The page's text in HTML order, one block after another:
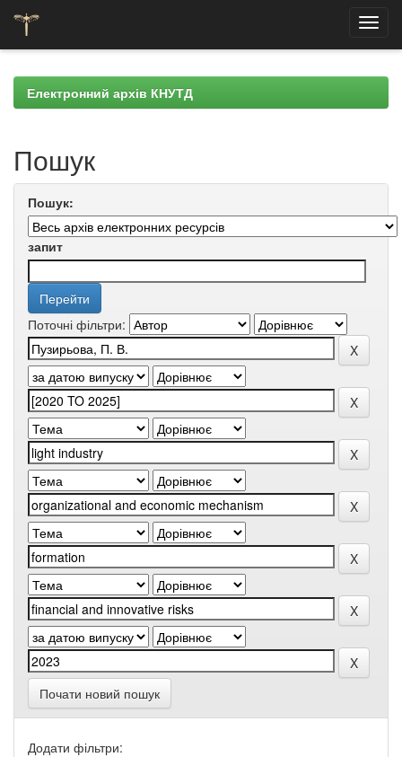
navigationЕлектронний архів КНУТД
Пошук
Пошук:
запит
Поточні фільтри:
Почати новий пошук
Додати фільтри: